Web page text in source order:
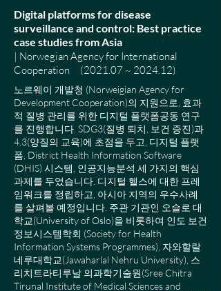
Digital platforms for disease
surveillance and control: Best practice
case studies from Asia
| Norwegian Agency for International
Cooperation (2021.07 ~ 2024.12)
노르웨이 개발청 (Norweigian Agency for
Development Cooperation)의 지원으로, 효과
적 질병 관리를 위한 디지털 플랫폼공동 연구
를 진행합니다. SDG3(질병 퇴치, 보건 증진)과
4.3(양질의 교육)에 초점을 두고, 디지털 플랫
폼, District Health Information Software
(DHIS) 시스템, 인공지능분석 세 가지의 핵심
과제를 두었습니다. 디지털 헬스에 대한 프레
임워크를 정립하고, 아시아 지역의 우수사례
를 살펴볼 예정입니다. 주관 기관인 오슬로 대
학교(University of Oslo)을 비롯하여 인도 보건
정보시스템학회 (Society for Health
Information Systems Programmes), 자와할랄
네루대학교(Jawaharlal Nehru University), 스
리치트라티루날 의과학기술원(Sree Chitra
Tirunal Institute of Medical Sciences and